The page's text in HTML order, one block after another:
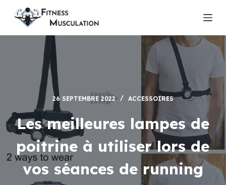
P
s
c
o
t
26 SEPTEMBRE 2022 ACCESSOIRES
Les meilleures lampes de
poitrine à utiliser lors de
vos séances de running